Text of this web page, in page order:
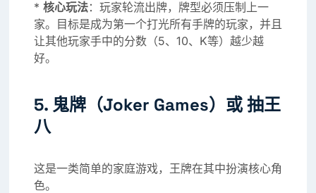
* 核心玩法：玩家轮流出牌，牌型必须压制上一
家。目标是成为第一个打光所有手牌的玩家，并且
让其他玩家手中的分数（5、10、K等）越少越
好。
5. 鬼牌（Joker Games）或 抽王
八
这是一类简单的家庭游戏，王牌在其中扮演核心角
色。